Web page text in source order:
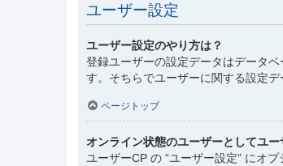
ユーザー設定
ユーザー設定のやり方は？
登録ユーザーの設定データはデータ
す。そちらでユーザーに関する設定デ
ページトップ
オンライン状態のユーザーとしてユ
ユーザーCP の “ユーザー設定” にオプ